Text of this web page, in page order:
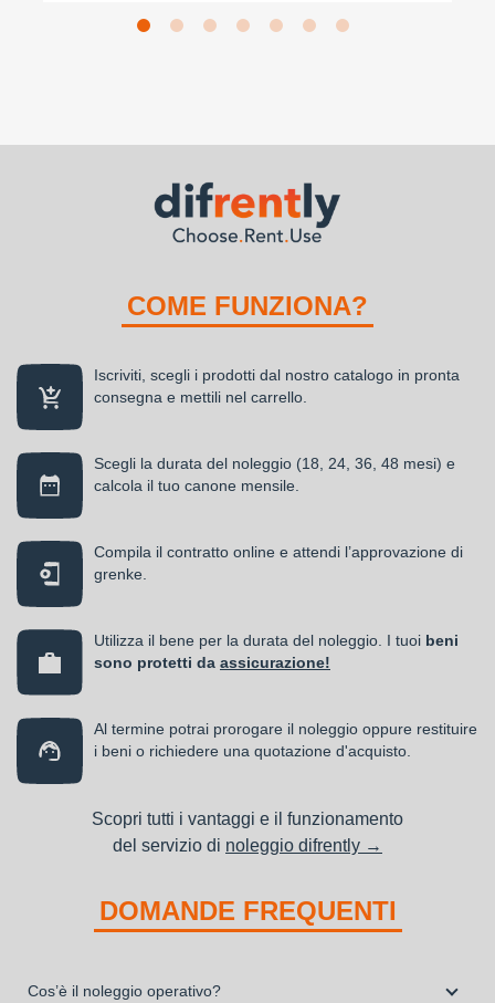
COME FUNZIONA?
Iscriviti, scegli i prodotti dal nostro catalogo in pronta
consegna e mettili nel carrello.
Scegli la durata del noleggio (18, 24, 36, 48 mesi) e
calcola il tuo canone mensile.
Compila il contratto online e attendi l’approvazione di
grenke.
Utilizza il bene per la durata del noleggio. I tuoi beni
sono protetti da assicurazione!
Al termine potrai prorogare il noleggio oppure restituire
i beni o richiedere una quotazione d'acquisto.
Scopri tutti i vantaggi e il funzionamento
del servizio di noleggio difrently →
DOMANDE FREQUENTI
Cos’è il noleggio operativo?